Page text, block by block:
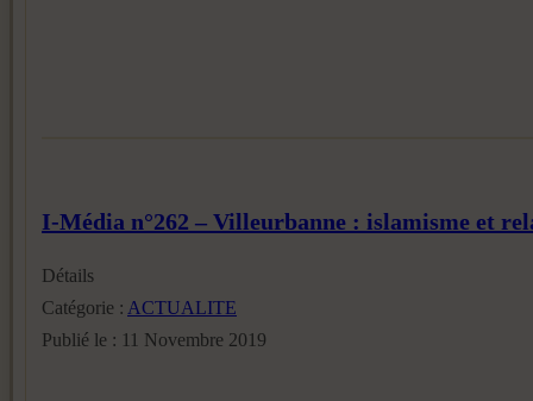
I-Média n°262 – Villeurbanne : islamisme et
Détails
Catégorie : ACTUALITE
Publié le : 11 Novembre 2019